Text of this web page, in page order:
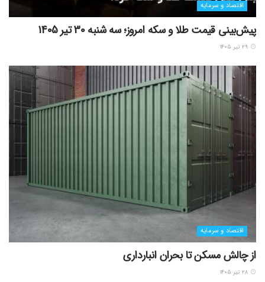
اقتصاد و سرمایه
پیش‌بینی قیمت طلا و سکه امروز؛ سه شنبه 30 تیر 1405
اقتصاد و سرمایه
از چالش مسکن تا بحران انبارداری